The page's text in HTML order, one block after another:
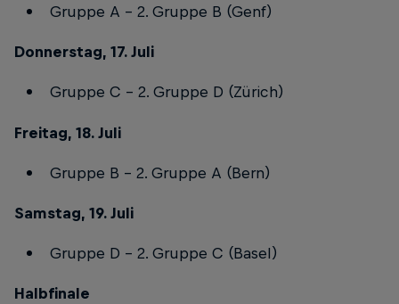
Gruppe A – 2. Gruppe B (Genf)
Donnerstag, 17. Juli
Gruppe C – 2. Gruppe D (Zürich)
Freitag, 18. Juli
Gruppe B – 2. Gruppe A (Bern)
Samstag, 19. Juli
Gruppe D – 2. Gruppe C (Basel)
Halbfinale